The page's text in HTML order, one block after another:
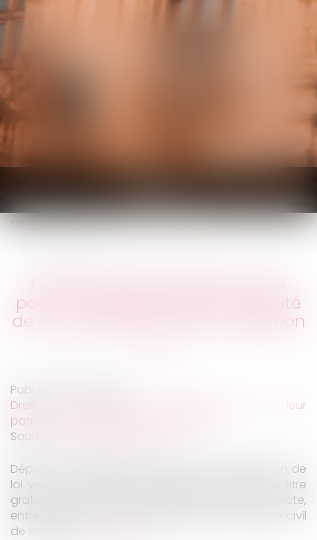
KALIFA Avocats
Ouvrir
le
menu
Vous êtes ici :Accueil
pour la suppression de la fiscalité
de la succession et de la donation
Publié le :
Droit de la famille, des personnes et de leur
patrimoine
Source :
Dépôt à l'Assemblée nationale d'une proposition de
loi visant à supprimer les droits de mutation à titre
gratuit pour les droits applicables en ligne directe,
entre époux et entre partenaire liés par un pacte civil
de solidarité...